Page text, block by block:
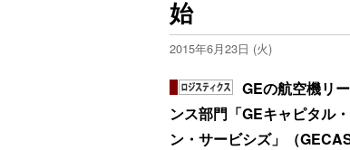
始
2015年6月23日 (火)
GEの航空機リ
ンス部門「GEキャピタル
ン・サービシズ」（